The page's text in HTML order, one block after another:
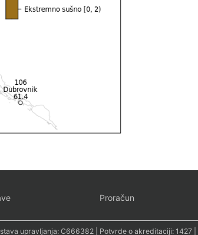
Proračun
upravljanja: C666382| Potvrde o akreditaciji: 1427|